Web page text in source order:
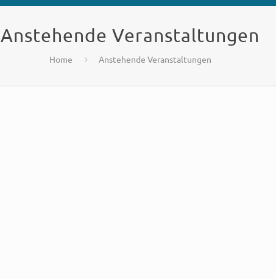
Anstehende Veranstaltungen
Home Anstehende Veranstaltungen